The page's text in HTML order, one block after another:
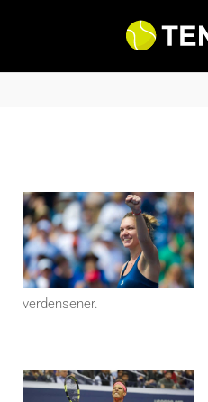
verdensener.